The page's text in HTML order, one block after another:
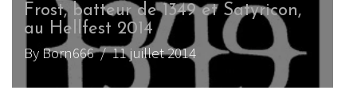
Frost, batteur de 1349 et Satyricon,
au Hellfest 2014
By Born666/ 11 juillet 2014